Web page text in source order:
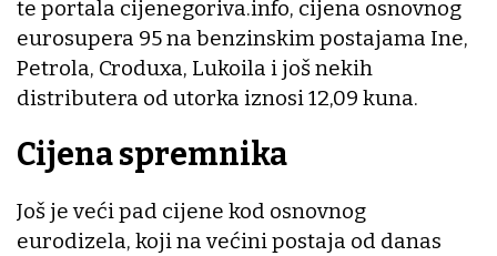
te portala cijenegoriva.info, cijena osnovnog
eurosupera 95 na benzinskim postajama Ine,
Petrola, Croduxa, Lukoila i još nekih
distributera od utorka iznosi 12,09 kuna.
Cijena spremnika
Još je veći pad cijene kod osnovnog
eurodizela, koji na većini postaja od danas